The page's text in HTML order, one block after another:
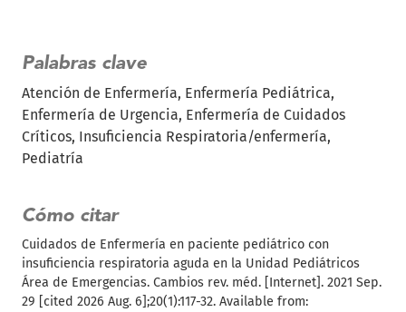
Palabras clave
Atención de Enfermería Enfermería Pediátrica
Enfermería de Urgencia Enfermería de Cuidados
Críticos Insuficiencia Respiratoria/enfermería
Pediatría
Cómo citar
Cuidados de Enfermería en paciente pediátrico con
insuficiencia respiratoria aguda en la Unidad Pediátricos
Área de Emergencias. Cambios rev. méd. [Internet]. 2021 Sep.
29 [cited 2026 Aug. 6];20(1):117-32. Available from: